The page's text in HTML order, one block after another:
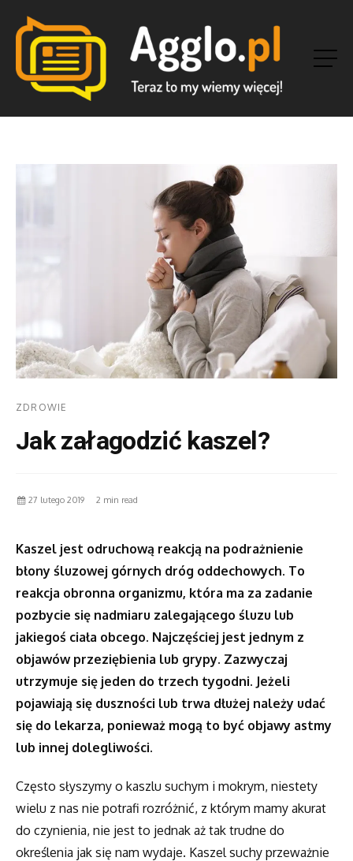
ZDROWIE
Jak załagodzić kaszel?
27 lutego 2019 2 min read
Kaszel jest odruchową reakcją na podrażnienie
błony śluzowej górnych dróg oddechowych. To
reakcja obronna organizmu, która ma za zadanie
pozbycie się nadmiaru zalegającego śluzu lub
jakiegoś ciała obcego. Najczęściej jest jednym z
objawów przeziębienia lub grypy. Zazwyczaj
utrzymuje się jeden do trzech tygodni. Jeżeli
pojawiają się duszności lub trwa dłużej należy udać
się do lekarza, ponieważ mogą to być objawy astmy
lub innej dolegliwości.
Często słyszymy o kaszlu suchym i mokrym, niestety
wielu z nas nie potrafi rozróżnić, z którym mamy akurat
do czynienia, nie jest to jednak aż tak trudne do
określenia jak się nam wydaje. Kaszel suchy przeważnie